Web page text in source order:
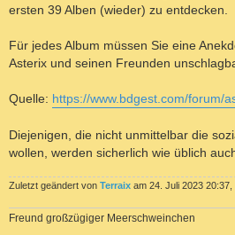
ersten 39 Alben (wieder) zu entdecken.
Für jedes Album müssen Sie eine
Asterix und seinen Freunden
Quelle: https://www.bdgest.com/forum/
Diejenigen, die nicht unmittelbar die
wollen, werden sicherlich wie üblich
Zuletzt geändert von Terraix am 24. Juli 2023
Freund großzügiger Meerschweinchen